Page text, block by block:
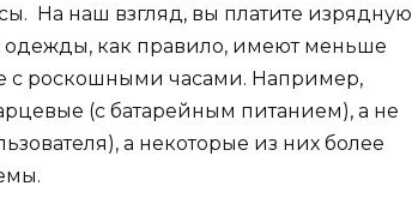
На наш взгляд, вы платите изрядную
одежды, как правило, имеют меньше
с роскошными часами. Например,
(с батарейным питанием), а не
а некоторые из них более